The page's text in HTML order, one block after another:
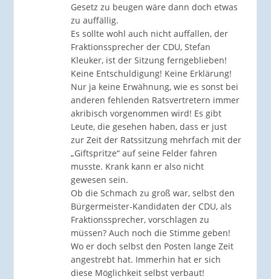
Gesetz zu beugen wäre dann doch etwas
zu auffällig.
Es sollte wohl auch nicht auffallen, der
Fraktionssprecher der CDU, Stefan
Kleuker, ist der Sitzung ferngeblieben!
Keine Entschuldigung! Keine Erklärung!
Nur ja keine Erwähnung, wie es sonst bei
anderen fehlenden Ratsvertretern immer
akribisch vorgenommen wird! Es gibt
Leute, die gesehen haben, dass er just
zur Zeit der Ratssitzung mehrfach mit der
„Giftspritze“ auf seine Felder fahren
musste. Krank kann er also nicht
gewesen sein.
Ob die Schmach zu groß war, selbst den
Bürgermeister-Kandidaten der CDU, als
Fraktionssprecher, vorschlagen zu
müssen? Auch noch die Stimme geben!
Wo er doch selbst den Posten lange Zeit
angestrebt hat. Immerhin hat er sich
diese Möglichkeit selbst verbaut!